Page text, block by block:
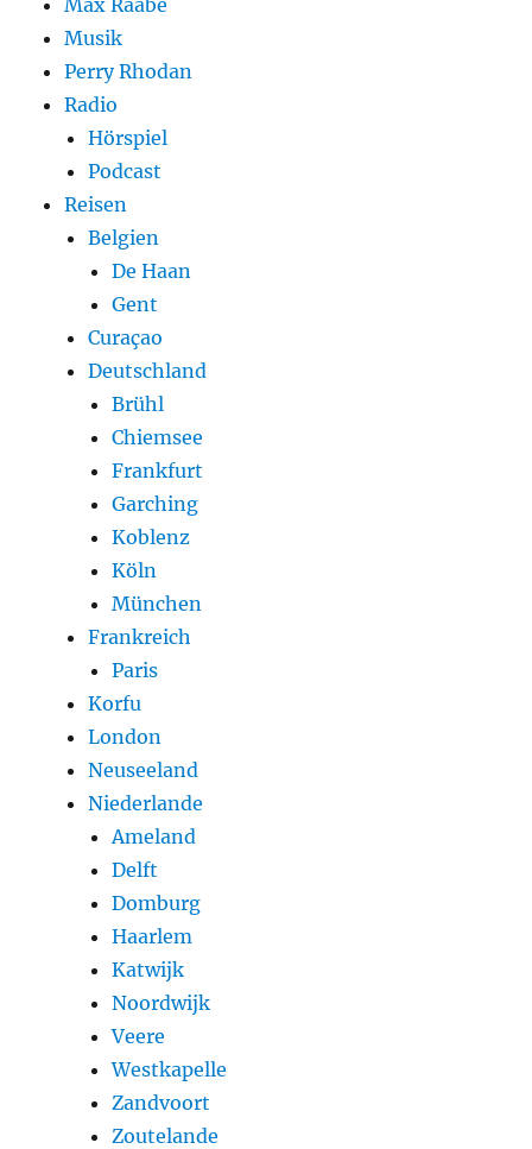
Musik
Perry Rhodan
Radio
Hörspiel
Podcast
Reisen
Belgien
De Haan
Gent
Curaçao
Deutschland
Brühl
Chiemsee
Frankfurt
Garching
Koblenz
Köln
München
Frankreich
Paris
Korfu
London
Neuseeland
Niederlande
Ameland
Delft
Domburg
Haarlem
Katwijk
Noordwijk
Veere
Westkapelle
Zandvoort
Zoutelande